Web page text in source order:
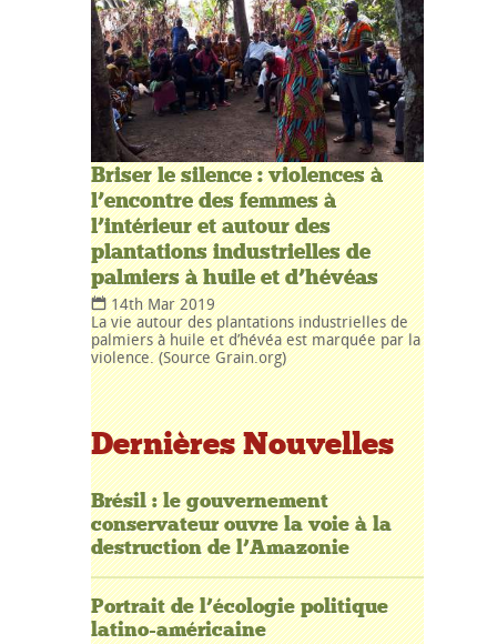
Briser le silence : violences à
l’encontre des femmes à
l’intérieur et autour des
plantations industrielles de
palmiers à huile et d’hévéas
14th Mar 2019
La vie autour des plantations industrielles de
palmiers à huile et d’hévéa est marquée par la
violence. (Source Grain.org)
Dernières Nouvelles
Brésil : le gouvernement
conservateur ouvre la voie à la
destruction de l’Amazonie
Portrait de l’écologie politique
latino-américaine